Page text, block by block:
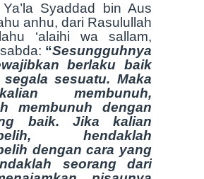
Syaddad bin Aus
anhu, dari Rasulullah
‘alaihi wa sallam,
“Sesungguhnya
berlaku baik
segala sesuatu. Maka
membunuh,
membunuh dengan
baik. Jika kalian
hendaklah
dengan cara yang
seorang dari